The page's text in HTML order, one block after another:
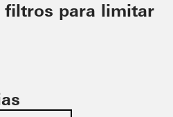
filtros para limitar